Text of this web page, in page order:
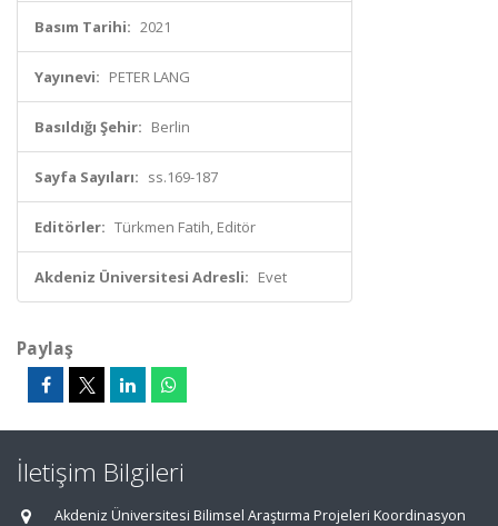
Basım Tarihi: 2021
Yayınevi: PETER LANG
Basıldığı Şehir: Berlin
Sayfa Sayıları: ss.169-187
Editörler: Türkmen Fatih, Editör
Akdeniz Üniversitesi Adresli: Evet
Paylaş
İletişim Bilgileri
Akdeniz Üniversitesi Bilimsel Araştırma Projeleri Koordinasyon